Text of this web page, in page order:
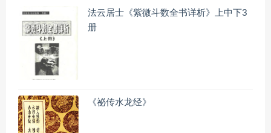
法云居士《紫微斗数全书详析》上中下3
册
《祕传水龙经》